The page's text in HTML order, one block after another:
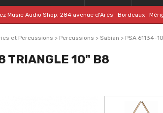
Music Audio Shop. 284 avenue d'Arès- Bordeaux-
et Percussions > Percussions > Sabian > PSA 61134-
TRIANGLE 10" B8